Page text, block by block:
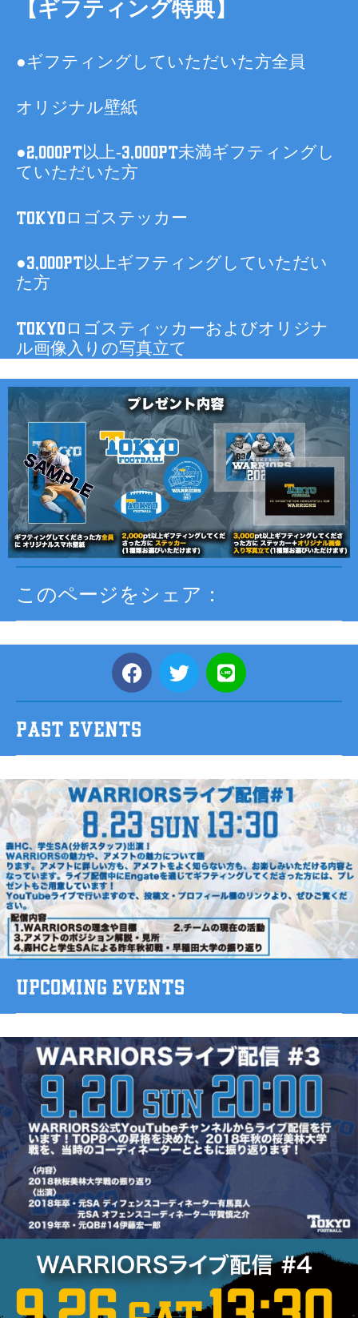
【ギフティング特典】
●ギフティングしていただいた方全員
オリジナル壁紙
●2,000pt以上-3,000pt未満ギフティングし
ていただいた方
TOKYOロゴステッカー
●3,000pt以上ギフティングしていただい
た方
TOKYOロゴスティッカーおよびオリジナ
ル画像入りの写真立て
このページをシェア：
PAST EVENTS
UPCOMING EVENTS